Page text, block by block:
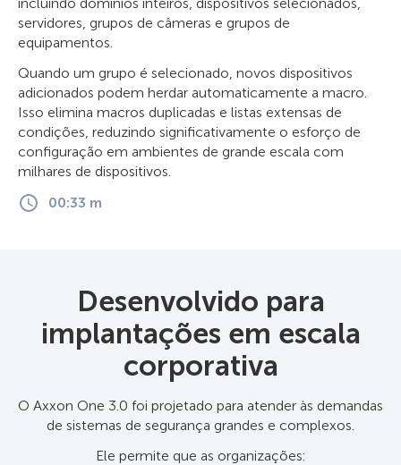
servidores, grupos de câmeras e grupos de
equipamentos.
Quando um grupo é selecionado, novos dispositivos
adicionados podem herdar automaticamente a macro.
Isso elimina macros duplicadas e listas extensas de
condições, reduzindo significativamente o esforço de
configuração em ambientes de grande escala com
milhares de dispositivos.
00:33 m
Desenvolvido para
implantações em escala
corporativa
O Axxon One 3.0 foi projetado para atender às demandas
de sistemas de segurança grandes e complexos.
Ele permite que as organizações: